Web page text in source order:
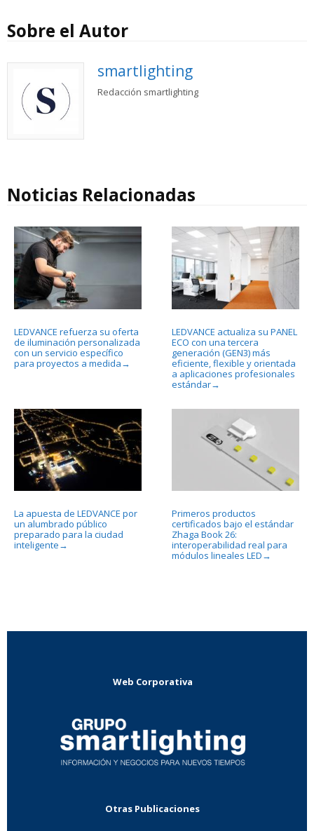
Sobre el Autor
smartlighting
Redacción smartlighting
Noticias Relacionadas
LEDVANCE refuerza su oferta
de iluminación personalizada
con un servicio específico
para proyectos a medida →
LEDVANCE actualiza su PANEL
ECO con una tercera
generación (GEN3) más
eficiente, flexible y orientada
a aplicaciones profesionales
estándar→
La apuesta de LEDVANCE por
un alumbrado público
preparado para la ciudad
inteligente →
Primeros productos
certificados bajo el estándar
Zhaga Book 26:
interoperabilidad real para
módulos lineales LED →
Web Corporativa
Otras Publicaciones